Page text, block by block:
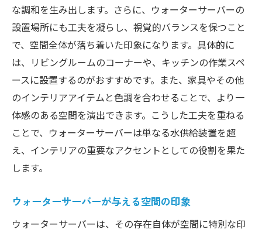
な調和を生み出します。さらに、ウォーターサーバーの
設置場所にも工夫を凝らし、視覚的バランスを保つこと
で、空間全体が落ち着いた印象になります。具体的に
は、リビングルームのコーナーや、キッチンの作業スペ
ースに設置するのがおすすめです。また、家具やその他
のインテリアアイテムと色調を合わせることで、より一
体感のある空間を演出できます。こうした工夫を重ねる
ことで、ウォーターサーバーは単なる水供給装置を超
え、インテリアの重要なアクセントとしての役割を果た
します。
ウォーターサーバーが与える空間の印象
ウォーターサーバーは、その存在自体が空間に特別な印